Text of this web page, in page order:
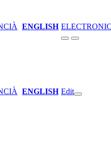
ENGLISH
ENGLISH Edit